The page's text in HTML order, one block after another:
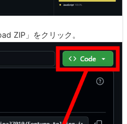
ZIP」をクリック。